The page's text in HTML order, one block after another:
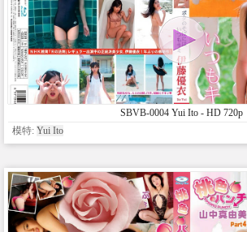
SBVB-0004 Yui Ito - HD 720p
模特: Yui Ito